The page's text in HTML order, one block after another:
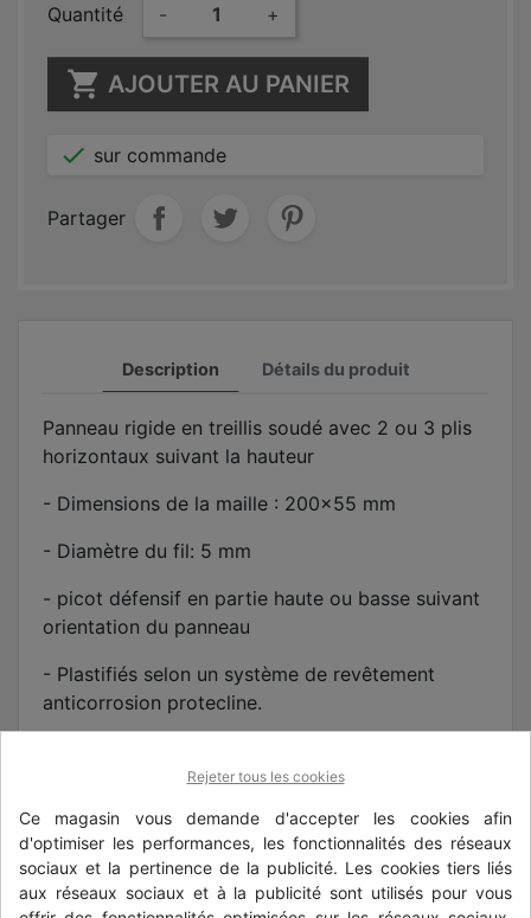
Quantité
- +
 AJOUTER AU PANIER
 sur commande
Partager
Description Détails du produit
Panneau rigide en treillis soudé avec 2 ou 3 plis
horizontaux suivant la hauteur
- Dimensions de la maille : 200x55 mm
- Diamètre du fil: 5 mm
- picot défensif en partie haute ou basse suivant
orientation du panneau
- Plastifiés selon un système de revêtement
anticorrosion protecline.
anthracite 7016, blanc 9010, noir 9005, gris 7030,
bleu 5005, rouge 3000, rouge 3004, jaune 1021
Rejeter tous les cookies
Ce magasin vous demande d'accepter les cookies afin
d'optimiser les performances, les fonctionnalités des réseaux
sociaux et la pertinence de la publicité. Les cookies tiers liés
aux réseaux sociaux et à la publicité sont utilisés pour vous